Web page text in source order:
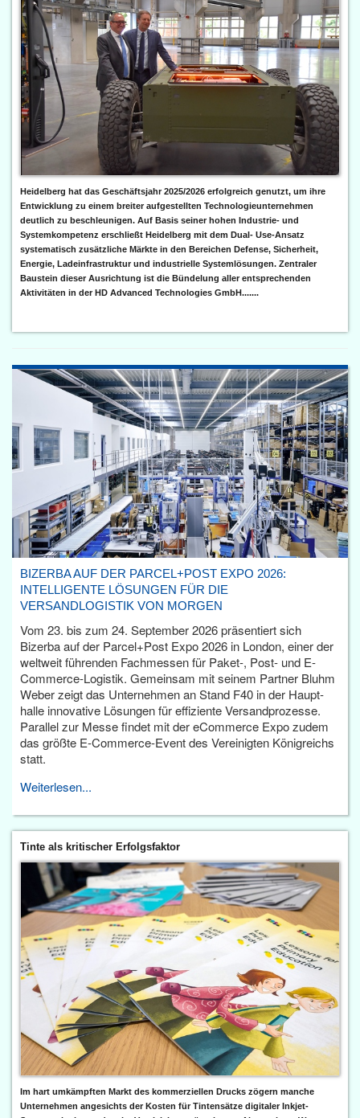
Heidelberg hat das Geschäftsjahr 2025/2026 erfolgreich genutzt, um ihre
Entwicklung zu einem breiter aufgestellten Technologieunternehmen
deutlich zu beschleunigen. Auf Basis seiner hohen Industrie- und
Systemkompetenz erschließt Heidelberg mit dem Dual- Use-Ansatz
systematisch zusätzliche Märkte in den Bereichen Defense, Sicherheit,
Energie, Ladeinfrastruktur und industrielle Systemlösungen. Zentraler
Baustein dieser Ausrichtung ist die Bündelung aller entsprechenden
Aktivitäten in der HD Advanced Technologies GmbH.......
BIZERBA AUF DER PARCEL+POST EXPO 2026:
INTELLIGENTE LÖSUNGEN FÜR DIE
VERSANDLOGISTIK VON MORGEN
Vom 23. bis zum 24. September 2026 präsentiert sich
Bizerba auf der Parcel+Post Expo 2026 in London, einer der
weltweit führenden Fachmessen für Paket-, Post- und E-
Commerce-Logistik. Gemeinsam mit seinem Partner Bluhm
Weber zeigt das Unternehmen an Stand F40 in der Haupt­
halle innovative Lösungen für effiziente Versandprozesse.
Parallel zur Messe findet mit der eCommerce Expo zudem
das größte E-Commerce-Event des Vereinigten Königreichs
statt.
Weiterlesen...
Tinte als kritischer Erfolgsfaktor
Im hart umkämpften Markt des kommerziellen Drucks zögern manche
Unternehmen angesichts der Kosten für Tintensätze digitaler Inkjet-